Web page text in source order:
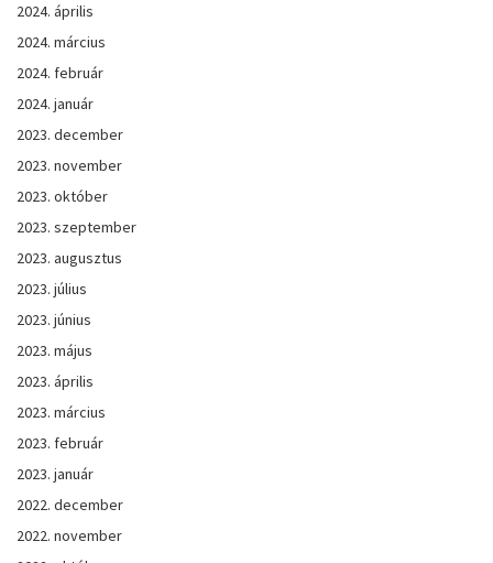
2024. április
2024. március
2024. február
2024. január
2023. december
2023. november
2023. október
2023. szeptember
2023. augusztus
2023. július
2023. június
2023. május
2023. április
2023. március
2023. február
2023. január
2022. december
2022. november